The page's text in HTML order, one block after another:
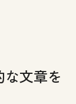
文章を